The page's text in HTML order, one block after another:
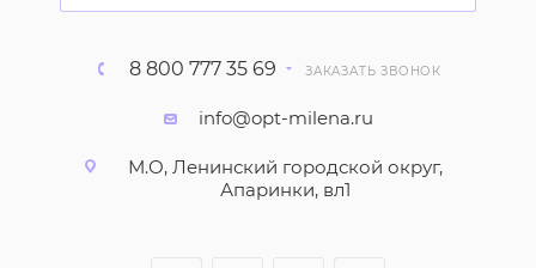
8 800 777 35 69 ЗАКАЗАТЬ ЗВОНОК
info@opt-milena.ru
М.О, Ленинский городской округ,
Апаринки, вл1